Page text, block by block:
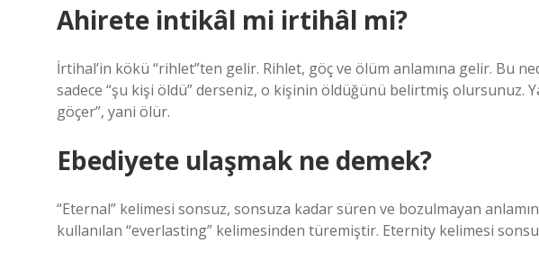
Ahirete intikâl mi irtihâl mi?
İrtihal’in kökü “rihlet”ten gelir. Rihlet, göç ve ölüm anlamına gelir. Bu
sadece “şu kişi öldü” derseniz, o kişinin öldüğünü belirtmiş olursunuz.
göçer”, yani ölür.
Ebediyete ulaşmak ne demek?
“Eternal” kelimesi sonsuz, sonsuza kadar süren ve bozulmayan
kullanılan “everlasting” kelimesinden türemiştir. Eternity kelimesi